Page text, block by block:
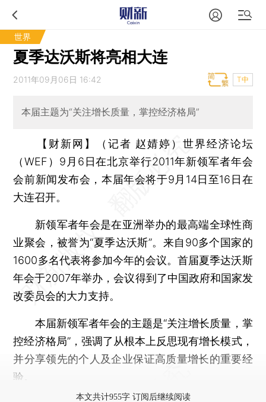
世界
夏季达沃斯将亮相大连
2011年09月06日 16:42 T中
本届主题为“关注增长质量，掌控经济格局”
【财新网】（记者 赵婧婷）世界经济论坛
（WEF）9月6日在北京举行2011年新领军者年会
会前新闻发布会，本届年会将于9月14日至16日在
大连召开。
新领军者年会是在亚洲举办的最高端全球性商
业聚会，被誉为“夏季达沃斯”。来自90多个国家的
1600多名代表将参加今年的会议。首届夏季达沃斯
年会于2007年举办，会议得到了中国政府和国家发
改委员会的大力支持。
本届新领军者年会的主题是“关注增长质量，掌
控经济格局”，强调了从根本上反思现有增长模式，
并分享领先的个人及企业保证高质量增长的重要经
验。
本文共计955字 订阅后继续阅读